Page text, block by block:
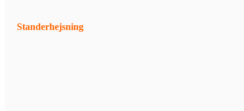
Standerhejsning